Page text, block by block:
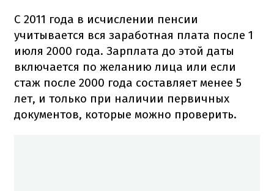
С 2011 года в исчислении пенсии
учитывается вся заработная плата после 1
июля 2000 года. Зарплата до этой даты
включается по желанию лица или если
стаж после 2000 года составляет менее 5
лет, и только при наличии первичных
документов, которые можно проверить.